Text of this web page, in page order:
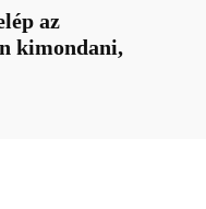
az
kimondani,